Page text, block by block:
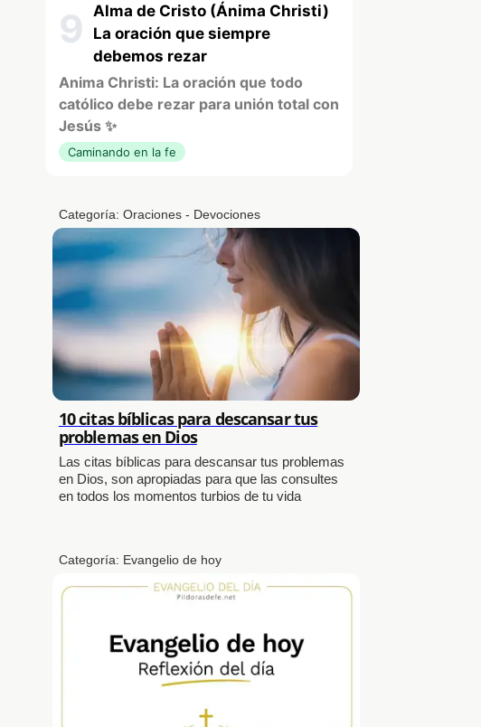
9
Alma de Cristo (Ánima Christi)
La oración que siempre
debemos rezar
Anima Christi: La oración que todo
católico debe rezar para unión total con
Jesús ✨
Caminando en la fe
Categoría: Oraciones - Devociones
10 citas bíblicas para descansar tus
problemas en Dios
Las citas bíblicas para descansar tus problemas
en Dios, son apropiadas para que las consultes
en todos los momentos turbios de tu vida
Categoría: Evangelio de hoy